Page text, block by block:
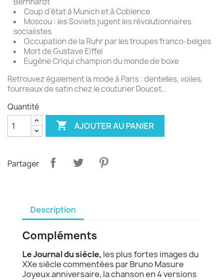
Coup d’état à Munich et à Coblence
Moscou : les Soviets jugent les révolutionnaires
socialistes
Occupation de la Ruhr par les troupes franco-belges
Mort de Gustave Eiffel
Eugène Criqui champion du monde de boxe
Retrouvez également la mode à Paris : dentelles, voiles,
fourreaux de satin chez le couturier Doucet…
Quantité
 AJOUTER AU PANIER
Partager
Description
Compléments
Le Journal du siècle, les plus fortes images du
XXe siècle commentées par Bruno Masure
Joyeux anniversaire, la chanson en 4 versions